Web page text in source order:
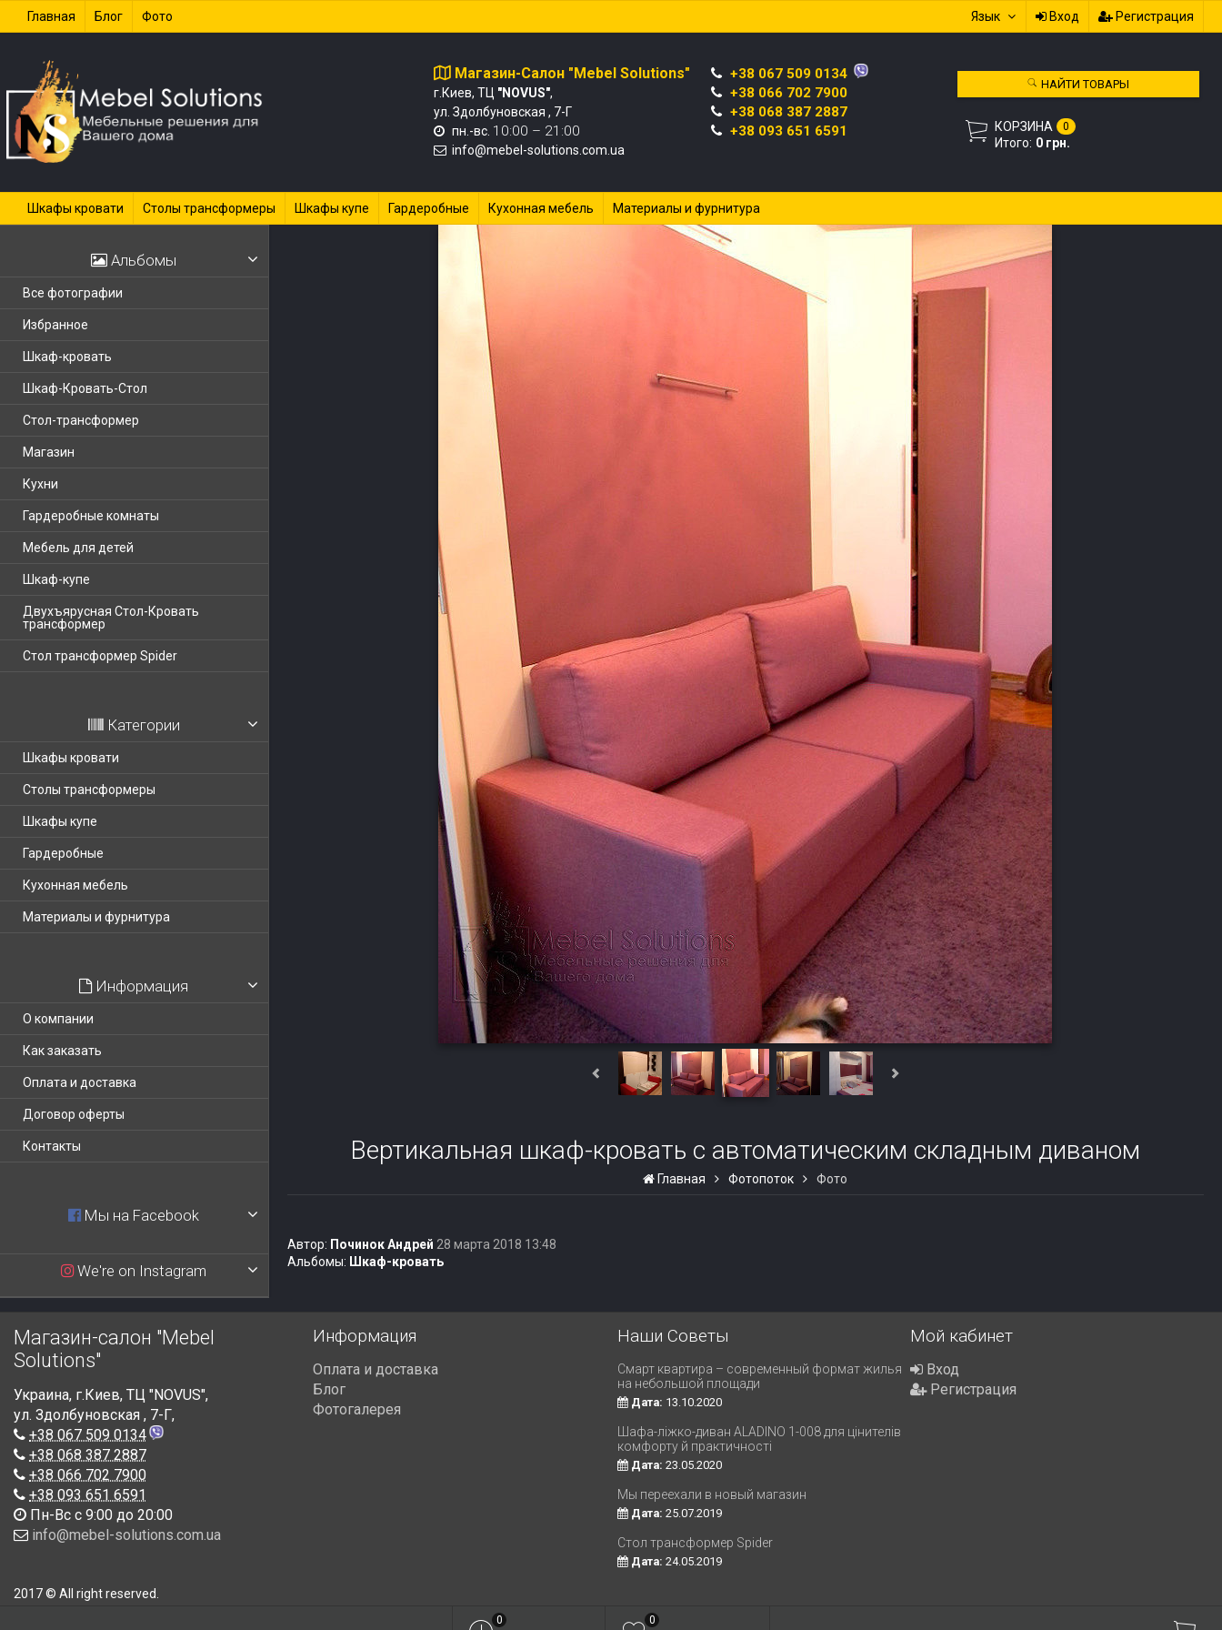
Главная Блог Фото Язык Вход Регистрация
Магазин-Салон "Mebel Solutions"
г.Киев, ТЦ "NOVUS",
ул. Здолбуновская , 7-Г
пн.-вс. 10:00 – 21:00
info@mebel-solutions.com.ua
+38 067 509 0134
+38 066 702 7900
+38 068 387 2887
+38 093 651 6591
НАЙТИ ТОВАРЫ
КОРЗИНА 0
Итого: 0 грн.
Шкафы кровати Столы трансформеры Шкафы купе Гардеробные Кухонная мебель Материалы и фурнитура
Альбомы
Все фотографии
Избранное
Шкаф-кровать
Шкаф-Кровать-Стол
Стол-трансформер
Магазин
Кухни
Гардеробные комнаты
Мебель для детей
Шкаф-купе
Двухъярусная Стол-Кровать
трансформер
Стол трансформер Spider
Категории
Шкафы кровати
Столы трансформеры
Шкафы купе
Гардеробные
Кухонная мебель
Материалы и фурнитура
Информация
О компании
Как заказать
Оплата и доставка
Договор оферты
Контакты
Мы на Facebook
We're on Instagram
Вертикальная шкаф-кровать с автоматическим складным диваном
Главная Фотопоток Фото
Автор: Починок Андрей 28 марта 2018 13:48
Альбомы: Шкаф-кровать
Магазин-салон "Mebel
Solutions"
Украина, г.Киев, ТЦ "NOVUS",
ул. Здолбуновская , 7-Г,
+38 067 509 0134
+38 068 387 2887
+38 066 702 7900
+38 093 651 6591
Пн-Вс с 9:00 до 20:00
info@mebel-solutions.com.ua
Информация
Оплата и доставка
Блог
Фотогалерея
Наши Советы
Смарт квартира – современный формат жилья
на небольшой площади
Дата: 13.10.2020
Шафа-ліжко-диван ALADINO 1-008 для цінителів
комфорту й практичності
Дата: 23.05.2020
Мы переехали в новый магазин
Дата: 25.07.2019
Стол трансформер Spider
Дата: 24.05.2019
Мой кабинет
Вход
Регистрация
2017 © All right reserved.
0 0